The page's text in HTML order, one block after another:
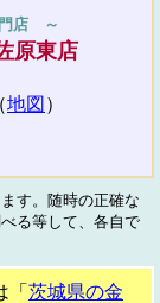
店 ～
原東店
地図 ）
す。随時の正確な
る等して、各自で
茨城県の金